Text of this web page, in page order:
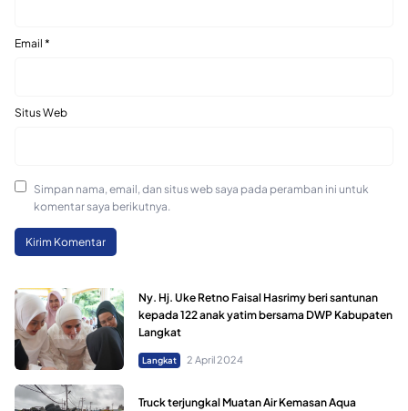
Email *
Situs Web
Simpan nama, email, dan situs web saya pada peramban ini untuk
komentar saya berikutnya.
Ny. Hj. Uke Retno Faisal Hasrimy beri santunan
kepada 122 anak yatim bersama DWP Kabupaten
Langkat
Langkat 2 April 2024
Truck terjungkal Muatan Air Kemasan Aqua